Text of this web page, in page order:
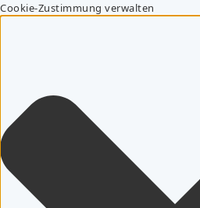
Cookie-Zustimmung verwalten